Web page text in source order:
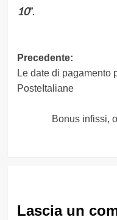
10”.
Navigazione
articolo
Precedente:
Le date di pagamento
PosteItaliane
Bonus infissi,
Lascia un